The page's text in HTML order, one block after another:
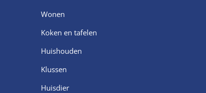
Wonen
Koken en tafelen
Huishouden
Klussen
Huisdier